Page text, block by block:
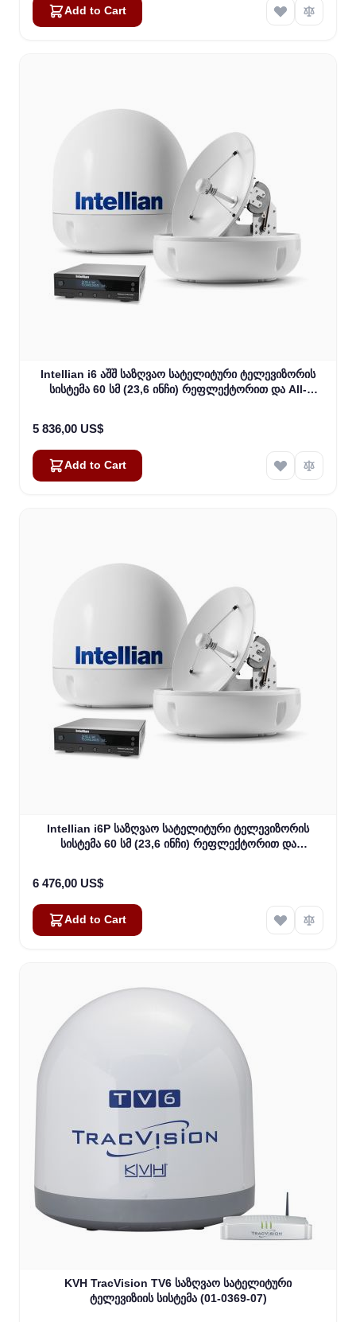
Add to Cart
Intellian i6 აშშ საზღვაო სატელიტური ტელევიზორის
სისტემა 60 სმ (23,6 ინჩი) რეფლექტორით და All-
5 836,00 US$
Add to Cart
Intellian i6P საზღვაო სატელიტური ტელევიზორის
სისტემა 60 სმ (23,6 ინჩი) რეფლექტორით და
6 476,00 US$
Add to Cart
KVH TracVision TV6 საზღვაო სატელიტური
ტელევიზიის სისტემა (01-0369-07)